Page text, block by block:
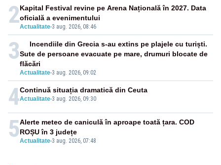
2Actualitate-3 aug. 2026, 08:46
Kapital Festival revine pe Arena Națională în 2027. Data
oficială a evenimentului
3
Actualitate-3 aug. 2026, 09:02
Incendiile din Grecia s-au extins pe plajele cu turiști.
Sute de persoane evacuate pe mare, drumuri blocate de
flăcări
4Actualitate-3 aug. 2026, 09:30
Continuă situația dramatică din Ceuta
5Actualitate-3 aug. 2026, 07:48
Alerte meteo de caniculă în aproape toată țara. COD
ROȘU în 3 județe